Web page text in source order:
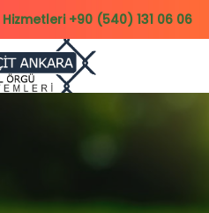
+90 (540) 131 06 06